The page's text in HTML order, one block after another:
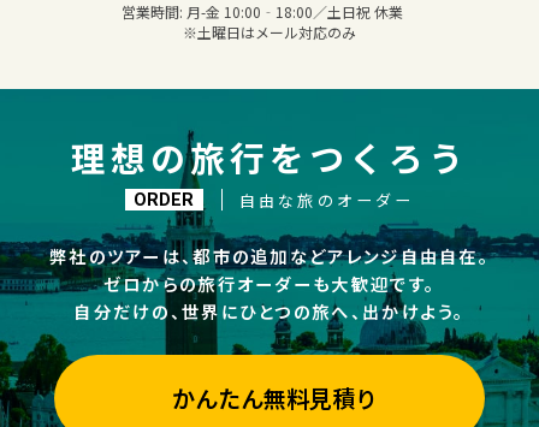
営業時間: 月-金 10:00‐18:00／土日祝 休業
※土曜日はメール対応のみ
理想の旅行をつくろう
ORDER 自由な旅のオーダー
弊社のツアーは、都市の追加などアレンジ自由自在。
ゼロからの旅行オーダーも大歓迎です。
自分だけの、世界にひとつの旅へ、出かけよう。
かんたん無料見積り